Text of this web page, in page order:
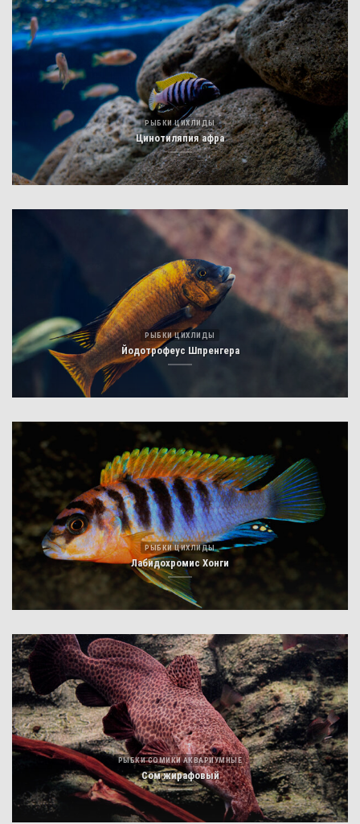
РЫБКИ ЦИХЛИДЫ
Цинотиляпия афра
РЫБКИ ЦИХЛИДЫ
Йодотрофеус Шпренгера
РЫБКИ ЦИХЛИДЫ
Лабидохромис Хонги
РЫБКИ СОМИКИ АКВАРИУМНЫЕ
Сом жирафовый